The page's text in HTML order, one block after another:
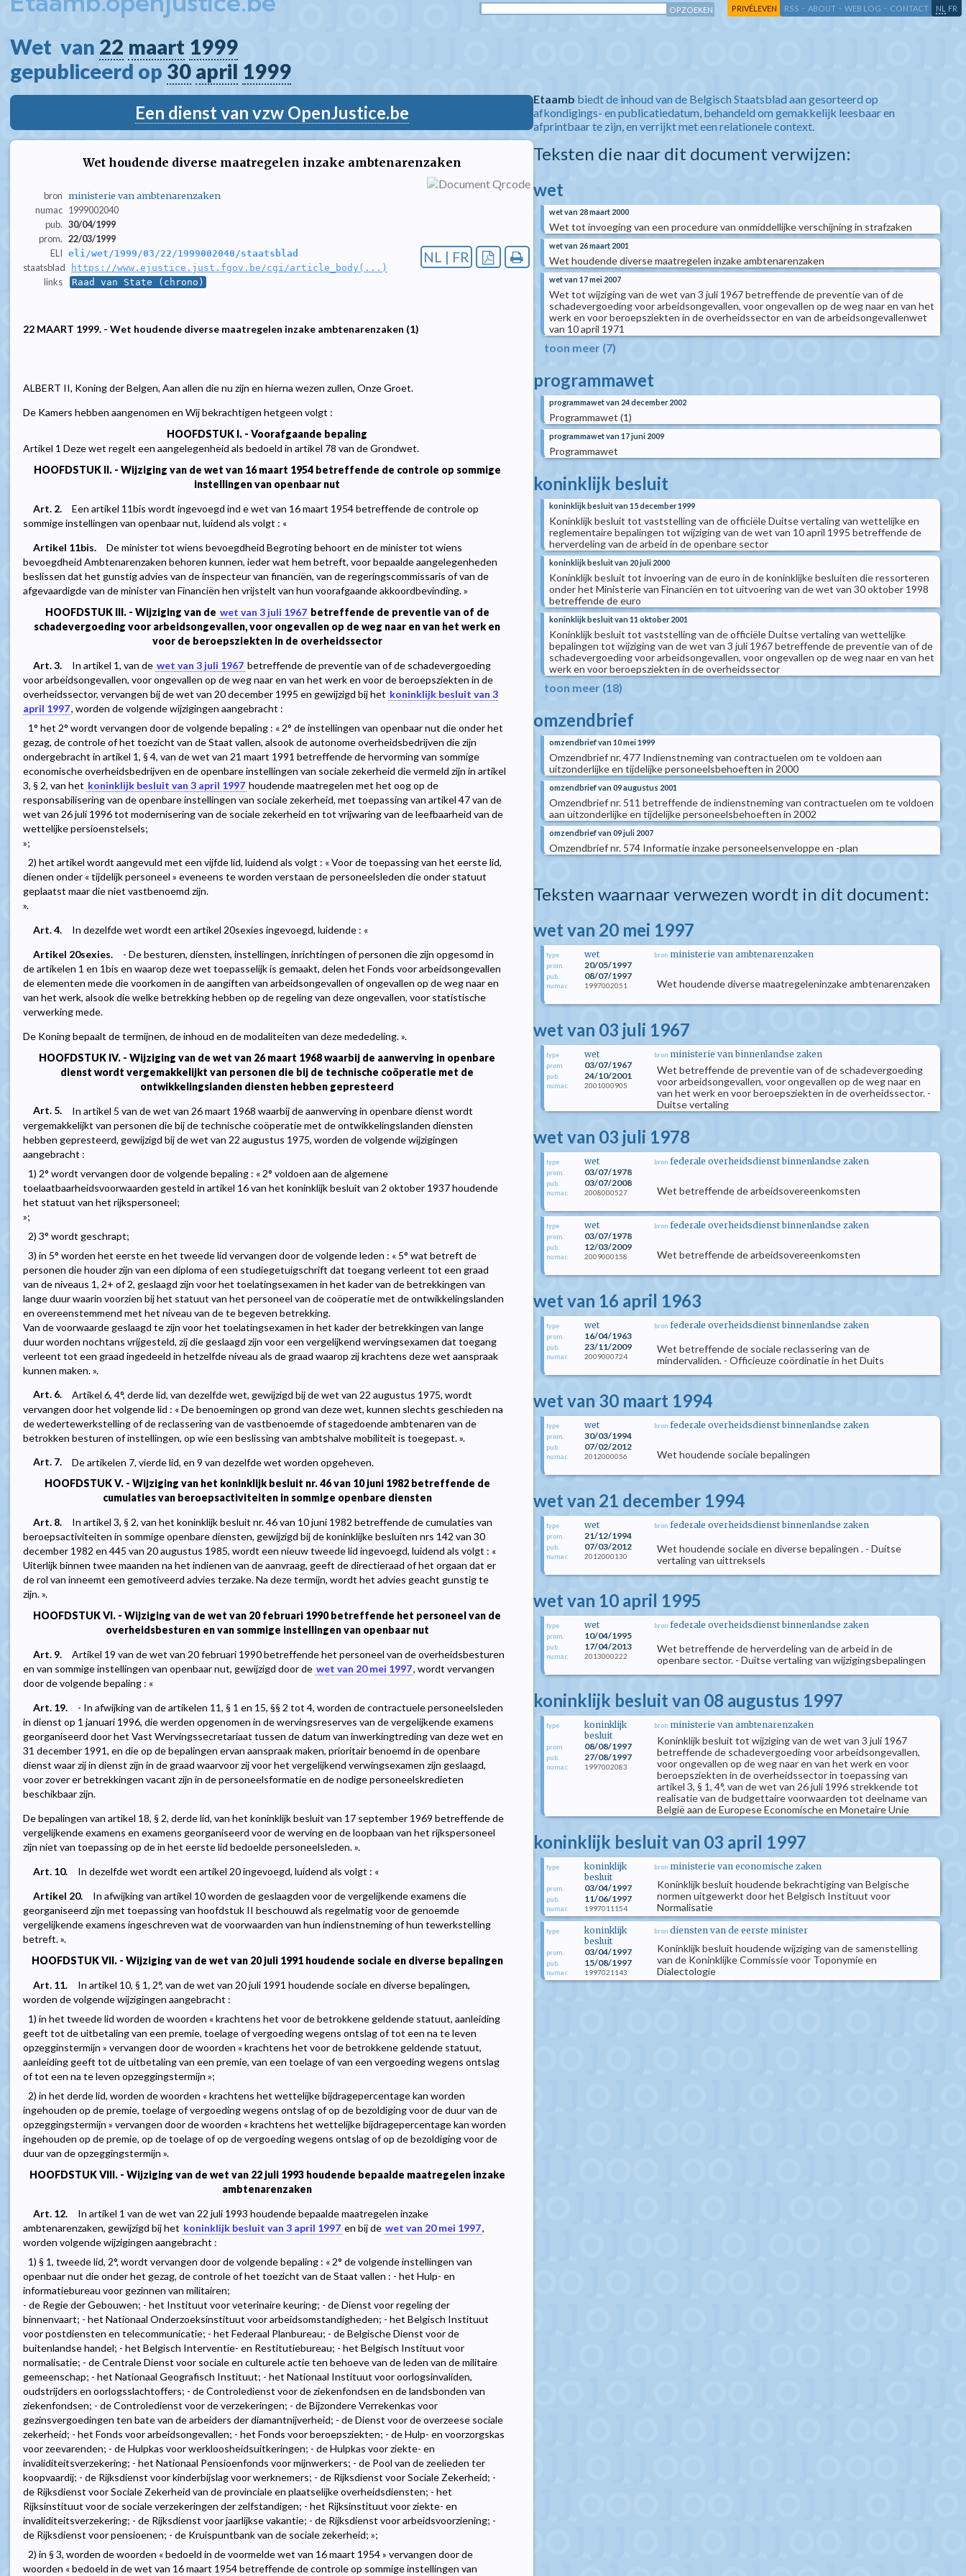
PRIVÉLEVEN RSS - ABOUT - WEB LOG - CONTACT NL FR
Wet  van 22 maart 1999
gepubliceerd op 30 april 1999
Een dienst van vzw OpenJustice.be
Wet houdende diverse maatregelen inzake ambtenarenzaken
bron ministerie van ambtenarenzaken
numac 1999002040
pub. 30/04/1999
prom. 22/03/1999
ELI eli/wet/1999/03/22/1999002040/staatsblad
staatsblad https://www.ejustice.just.fgov.be/cgi/article_body(...)
links Raad van State (chrono)
NL | FR
22 MAART 1999. - Wet houdende diverse maatregelen inzake ambtenarenzaken (1)
ALBERT II, Koning der Belgen, Aan allen die nu zijn en hierna wezen zullen, Onze Groet.
De Kamers hebben aangenomen en Wij bekrachtigen hetgeen volgt :
HOOFDSTUK I. - Voorafgaande bepaling
Artikel 1 Deze wet regelt een aangelegenheid als bedoeld in artikel 78 van de Grondwet.
HOOFDSTUK II. - Wijziging van de wet van 16 maart 1954 betreffende de controle op sommige
instellingen van openbaar nut
Art. 2.
Een artikel 11bis wordt ingevoegd ind e wet van 16 maart 1954 betreffende de controle op
sommige instellingen van openbaar nut, luidend als volgt : «
Artikel 11bis.
De minister tot wiens bevoegdheid Begroting behoort en de minister tot wiens
bevoegdheid Ambtenarenzaken behoren kunnen, ieder wat hem betreft, voor bepaalde aangelegenheden
beslissen dat het gunstig advies van de inspecteur van financiën, van de regeringscommissaris of van de
afgevaardigde van de minister van Financiën hen vrijstelt van hun voorafgaande akkoordbevinding. »
HOOFDSTUK III. - Wijziging van de wet van 3 juli 1967 betreffende de preventie van of de
schadevergoeding voor arbeidsongevallen, voor ongevallen op de weg naar en van het werk en
voor de beroepsziekten in de overheidssector
Art. 3.
In artikel 1, van de wet van 3 juli 1967 betreffende de preventie van of de schadevergoeding
voor arbeidsongevallen, voor ongevallen op de weg naar en van het werk en voor de beroepsziekten in de
overheidssector, vervangen bij de wet van 20 december 1995 en gewijzigd bij het koninklijk besluit van 3
april 1997, worden de volgende wijzigingen aangebracht :
1° het 2° wordt vervangen door de volgende bepaling : « 2° de instellingen van openbaar nut die onder het
gezag, de controle of het toezicht van de Staat vallen, alsook de autonome overheidsbedrijven die zijn
ondergebracht in artikel 1, § 4, van de wet van 21 maart 1991 betreffende de hervorming van sommige
economische overheidsbedrijven en de openbare instellingen van sociale zekerheid die vermeld zijn in artikel
3, § 2, van het koninklijk besluit van 3 april 1997 houdende maatregelen met het oog op de
responsabilisering van de openbare instellingen van sociale zekerheid, met toepassing van artikel 47 van de
wet van 26 juli 1996 tot modernisering van de sociale zekerheid en tot vrijwaring van de leefbaarheid van de
wettelijke persioenstelsels;
»;
2) het artikel wordt aangevuld met een vijfde lid, luidend als volgt : « Voor de toepassing van het eerste lid,
dienen onder « tijdelijk personeel » eveneens te worden verstaan de personeelsleden die onder statuut
geplaatst maar die niet vastbenoemd zijn.
».
Art. 4.
In dezelfde wet wordt een artikel 20sexies ingevoegd, luidende : «
Artikel 20sexies.
- De besturen, diensten, instellingen, inrichtingen of personen die zijn opgesomd in
de artikelen 1 en 1bis en waarop deze wet toepasselijk is gemaakt, delen het Fonds voor arbeidsongevallen
de elementen mede die voorkomen in de aangiften van arbeidsongevallen of ongevallen op de weg naar en
van het werk, alsook die welke betrekking hebben op de regeling van deze ongevallen, voor statistische
verwerking mede.
De Koning bepaalt de termijnen, de inhoud en de modaliteiten van deze mededeling. ».
HOOFDSTUK IV. - Wijziging van de wet van 26 maart 1968 waarbij de aanwerving in openbare
dienst wordt vergemakkelijkt van personen die bij de technische coöperatie met de
ontwikkelingslanden diensten hebben gepresteerd
Art. 5.
In artikel 5 van de wet van 26 maart 1968 waarbij de aanwerving in openbare dienst wordt
vergemakkelijkt van personen die bij de technische coöperatie met de ontwikkelingslanden diensten
hebben gepresteerd, gewijzigd bij de wet van 22 augustus 1975, worden de volgende wijzigingen
aangebracht :
1) 2° wordt vervangen door de volgende bepaling : « 2° voldoen aan de algemene
toelaatbaarheidsvoorwaarden gesteld in artikel 16 van het koninklijk besluit van 2 oktober 1937 houdende
het statuut van het rijkspersoneel;
»;
2) 3° wordt geschrapt;
3) in 5° worden het eerste en het tweede lid vervangen door de volgende leden : « 5° wat betreft de
personen die houder zijn van een diploma of een studiegetuigschrift dat toegang verleent tot een graad
van de niveaus 1, 2+ of 2, geslaagd zijn voor het toelatingsexamen in het kader van de betrekkingen van
lange duur waarin voorzien bij het statuut van het personeel van de coöperatie met de ontwikkelingslanden
en overeenstemmend met het niveau van de te begeven betrekking.
Van de voorwaarde geslaagd te zijn voor het toelatingsexamen in het kader der betrekkingen van lange
duur worden nochtans vrijgesteld, zij die geslaagd zijn voor een vergelijkend wervingsexamen dat toegang
verleent tot een graad ingedeeld in hetzelfde niveau als de graad waarop zij krachtens deze wet aanspraak
kunnen maken. ».
Art. 6.
Artikel 6, 4°, derde lid, van dezelfde wet, gewijzigd bij de wet van 22 augustus 1975, wordt
vervangen door het volgende lid : « De benoemingen op grond van deze wet, kunnen slechts geschieden na
de wedertewerkstelling of de reclassering van de vastbenoemde of stagedoende ambtenaren van de
betrokken besturen of instellingen, op wie een beslissing van ambtshalve mobiliteit is toegepast. ».
Art. 7.
De artikelen 7, vierde lid, en 9 van dezelfde wet worden opgeheven.
HOOFDSTUK V. - Wijziging van het koninklijk besluit nr. 46 van 10 juni 1982 betreffende de
cumulaties van beroepsactiviteiten in sommige openbare diensten
Art. 8.
In artikel 3, § 2, van het koninklijk besluit nr. 46 van 10 juni 1982 betreffende de cumulaties van
beroepsactiviteiten in sommige openbare diensten, gewijzigd bij de koninklijke besluiten nrs 142 van 30
december 1982 en 445 van 20 augustus 1985, wordt een nieuw tweede lid ingevoegd, luidend als volgt : «
Uiterlijk binnen twee maanden na het indienen van de aanvraag, geeft de directieraad of het orgaan dat er
de rol van inneemt een gemotiveerd advies terzake. Na deze termijn, wordt het advies geacht gunstig te
zijn. ».
HOOFDSTUK VI. - Wijziging van de wet van 20 februari 1990 betreffende het personeel van de
overheidsbesturen en van sommige instellingen van openbaar nut
Art. 9.
Artikel 19 van de wet van 20 februari 1990 betreffende het personeel van de overheidsbesturen
en van sommige instellingen van openbaar nut, gewijzigd door de wet van 20 mei 1997, wordt vervangen
door de volgende bepaling : «
Art. 19.
- In afwijking van de artikelen 11, § 1 en 15, §§ 2 tot 4, worden de contractuele personeelsleden
in dienst op 1 januari 1996, die werden opgenomen in de wervingsreserves van de vergelijkende examens
georganiseerd door het Vast Wervingssecretariaat tussen de datum van inwerkingtreding van deze wet en
31 december 1991, en die op de bepalingen ervan aanspraak maken, prioritair benoemd in de openbare
dienst waar zij in dienst zijn in de graad waarvoor zij voor het vergelijkend verwingsexamen zijn geslaagd,
voor zover er betrekkingen vacant zijn in de personeelsformatie en de nodige personeelskredieten
beschikbaar zijn.
De bepalingen van artikel 18, § 2, derde lid, van het koninklijk besluit van 17 september 1969 betreffende de
vergelijkende examens en examens georganiseerd voor de werving en de loopbaan van het rijkspersoneel
zijn niet van toepassing op de in het eerste lid bedoelde personeelsleden. ».
Art. 10.
In dezelfde wet wordt een artikel 20 ingevoegd, luidend als volgt : «
Artikel 20.
In afwijking van artikel 10 worden de geslaagden voor de vergelijkende examens die
georganiseerd zijn met toepassing van hoofdstuk II beschouwd als regelmatig voor de genoemde
vergelijkende examens ingeschreven wat de voorwaarden van hun indienstneming of hun tewerkstelling
betreft. ».
HOOFDSTUK VII. - Wijziging van de wet van 20 juli 1991 houdende sociale en diverse bepalingen
Art. 11.
In artikel 10, § 1, 2°, van de wet van 20 juli 1991 houdende sociale en diverse bepalingen,
worden de volgende wijzigingen aangebracht :
1) in het tweede lid worden de woorden « krachtens het voor de betrokkene geldende statuut, aanleiding
geeft tot de uitbetaling van een premie, toelage of vergoeding wegens ontslag of tot een na te leven
opzegginstermijn » vervangen door de woorden « krachtens het voor de betrokkene geldende statuut,
aanleiding geeft tot de uitbetaling van een premie, van een toelage of van een vergoeding wegens ontslag
of tot een na te leven opzeggingstermijn »;
2) in het derde lid, worden de woorden « krachtens het wettelijke bijdragepercentage kan worden
ingehouden op de premie, toelage of vergoeding wegens ontslag of op de bezoldiging voor de duur van de
opzeggingstermijn » vervangen door de woorden « krachtens het wettelijke bijdragepercentage kan worden
ingehouden op de premie, op de toelage of op de vergoeding wegens ontslag of op de bezoldiging voor de
duur van de opzeggingstermijn ».
HOOFDSTUK VIII. - Wijziging van de wet van 22 juli 1993 houdende bepaalde maatregelen inzake
ambtenarenzaken
Art. 12.
In artikel 1 van de wet van 22 juli 1993 houdende bepaalde maatregelen inzake
ambtenarenzaken, gewijzigd bij het koninklijk besluit van 3 april 1997 en bij de wet van 20 mei 1997,
worden volgende wijzigingen aangebracht :
1) § 1, tweede lid, 2°, wordt vervangen door de volgende bepaling : « 2° de volgende instellingen van
openbaar nut die onder het gezag, de controle of het toezicht van de Staat vallen : - het Hulp- en
informatiebureau voor gezinnen van militairen;
- de Regie der Gebouwen; - het Instituut voor veterinaire keuring; - de Dienst voor regeling der
binnenvaart; - het Nationaal Onderzoeksinstituut voor arbeidsomstandigheden; - het Belgisch Instituut
voor postdiensten en telecommunicatie; - het Federaal Planbureau; - de Belgische Dienst voor de
buitenlandse handel; - het Belgisch Interventie- en Restitutiebureau; - het Belgisch Instituut voor
normalisatie; - de Centrale Dienst voor sociale en culturele actie ten behoeve van de leden van de militaire
gemeenschap; - het Nationaal Geografisch Instituut; - het Nationaal Instituut voor oorlogsinvaliden,
oudstrijders en oorlogsslachtoffers; - de Controledienst voor de ziekenfondsen en de landsbonden van
ziekenfondsen; - de Controledienst voor de verzekeringen; - de Bijzondere Verrekenkas voor
gezinsvergoedingen ten bate van de arbeiders der diamantnijverheid; - de Dienst voor de overzeese sociale
zekerheid; - het Fonds voor arbeidsongevallen; - het Fonds voor beroepsziekten; - de Hulp- en voorzorgskas
voor zeevarenden; - de Hulpkas voor werkloosheidsuitkeringen; - de Hulpkas voor ziekte- en
invaliditeitsverzekering; - het Nationaal Pensioenfonds voor mijnwerkers; - de Pool van de zeelieden ter
koopvaardij; - de Rijksdienst voor kinderbijslag voor werknemers; - de Rijksdienst voor Sociale Zekerheid; -
de Rijksdienst voor Sociale Zekerheid van de provinciale en plaatselijke overheidsdiensten; - het
Rijksinstituut voor de sociale verzekeringen der zelfstandigen; - het Rijksinstituut voor ziekte- en
invaliditeitsverzekering; - de Rijksdienst voor jaarlijkse vakantie; - de Rijksdienst voor arbeidsvoorziening; -
de Rijksdienst voor pensioenen; - de Kruispuntbank van de sociale zekerheid; »;
2) in § 3, worden de woorden « bedoeld in de voormelde wet van 16 maart 1954 » vervangen door de
woorden « bedoeld in de wet van 16 maart 1954 betreffende de controle op sommige instellingen van
Etaamb biedt de inhoud van de Belgisch Staatsblad aan gesorteerd op
afkondigings- en publicatiedatum, behandeld om gemakkelijk leesbaar en
afprintbaar te zijn, en verrijkt met een relationele context.
Teksten die naar dit document verwijzen:
wet
wet van 28 maart 2000
Wet tot invoeging van een procedure van onmiddellijke verschijning in strafzaken
wet van 26 maart 2001
Wet houdende diverse maatregelen inzake ambtenarenzaken
wet van 17 mei 2007
Wet tot wijziging van de wet van 3 juli 1967 betreffende de preventie van of de
schadevergoeding voor arbeidsongevallen, voor ongevallen op de weg naar en van het
werk en voor beroepsziekten in de overheidssector en van de arbeidsongevallenwet
van 10 april 1971
toon meer (7)
programmawet
programmawet van 24 december 2002
Programmawet (1)
programmawet van 17 juni 2009
Programmawet
koninklijk besluit
koninklijk besluit van 15 december 1999
Koninklijk besluit tot vaststelling van de officiële Duitse vertaling van wettelijke en
reglementaire bepalingen tot wijziging van de wet van 10 april 1995 betreffende de
herverdeling van de arbeid in de openbare sector
koninklijk besluit van 20 juli 2000
Koninklijk besluit tot invoering van de euro in de koninklijke besluiten die ressorteren
onder het Ministerie van Financiën en tot uitvoering van de wet van 30 oktober 1998
betreffende de euro
koninklijk besluit van 11 oktober 2001
Koninklijk besluit tot vaststelling van de officiële Duitse vertaling van wettelijke
bepalingen tot wijziging van de wet van 3 juli 1967 betreffende de preventie van of de
schadevergoeding voor arbeidsongevallen, voor ongevallen op de weg naar en van het
werk en voor beroepsziekten in de overheidssector
toon meer (18)
omzendbrief
omzendbrief van 10 mei 1999
Omzendbrief nr. 477 Indienstneming van contractuelen om te voldoen aan
uitzonderlijke en tijdelijke personeelsbehoeften in 2000
omzendbrief van 09 augustus 2001
Omzendbrief nr. 511 betreffende de indienstneming van contractuelen om te voldoen
aan uitzonderlijke en tijdelijke personeelsbehoeften in 2002
omzendbrief van 09 juli 2007
Omzendbrief nr. 574 Informatie inzake personeelsenveloppe en -plan
Teksten waarnaar verwezen wordt in dit document:
wet van 20 mei 1997
type wet
prom. 20/05/1997
pub. 08/07/1997
numac 1997002051
bron ministerie van ambtenarenzaken
Wet houdende diverse maatregeleninzake ambtenarenzaken
wet van 03 juli 1967
type wet
prom. 03/07/1967
pub. 24/10/2001
numac 2001000905
bron ministerie van binnenlandse zaken
Wet betreffende de preventie van of de schadevergoeding
voor arbeidsongevallen, voor ongevallen op de weg naar en
van het werk en voor beroepsziekten in de overheidssector. -
Duitse vertaling
wet van 03 juli 1978
type wet
prom. 03/07/1978
pub. 03/07/2008
numac 2008000527
bron federale overheidsdienst binnenlandse zaken
Wet betreffende de arbeidsovereenkomsten
type wet
prom. 03/07/1978
pub. 12/03/2009
numac 2009000158
bron federale overheidsdienst binnenlandse zaken
Wet betreffende de arbeidsovereenkomsten
wet van 16 april 1963
type wet
prom. 16/04/1963
pub. 23/11/2009
numac 2009000724
bron federale overheidsdienst binnenlandse zaken
Wet betreffende de sociale reclassering van de
mindervaliden. - Officieuze coördinatie in het Duits
wet van 30 maart 1994
type wet
prom. 30/03/1994
pub. 07/02/2012
numac 2012000056
bron federale overheidsdienst binnenlandse zaken
Wet houdende sociale bepalingen
wet van 21 december 1994
type wet
prom. 21/12/1994
pub. 07/03/2012
numac 2012000130
bron federale overheidsdienst binnenlandse zaken
Wet houdende sociale en diverse bepalingen . - Duitse
vertaling van uittreksels
wet van 10 april 1995
type wet
prom. 10/04/1995
pub. 17/04/2013
numac 2013000222
bron federale overheidsdienst binnenlandse zaken
Wet betreffende de herverdeling van de arbeid in de
openbare sector. - Duitse vertaling van wijzigingsbepalingen
koninklijk besluit van 08 augustus 1997
type
koninklijk
besluit
prom. 08/08/1997
pub. 27/08/1997
numac 1997002083
bron ministerie van ambtenarenzaken
Koninklijk besluit tot wijziging van de wet van 3 juli 1967
betreffende de schadevergoeding voor arbeidsongevallen,
voor ongevallen op de weg naar en van het werk en voor
beroepsziekten in de overheidssector in toepassing van
artikel 3, § 1, 4°, van de wet van 26 juli 1996 strekkende tot
realisatie van de budgettaire voorwaarden tot deelname van
België aan de Europese Economische en Monetaire Unie
koninklijk besluit van 03 april 1997
type
koninklijk
besluit
prom. 03/04/1997
pub. 11/06/1997
numac 1997011154
bron ministerie van economische zaken
Koninklijk besluit houdende bekrachtiging van Belgische
normen uitgewerkt door het Belgisch Instituut voor
Normalisatie
type
koninklijk
besluit
prom. 03/04/1997
pub. 15/08/1997
numac 1997021143
bron diensten van de eerste minister
Koninklijk besluit houdende wijziging van de samenstelling
van de Koninklijke Commissie voor Toponymie en
Dialectologie